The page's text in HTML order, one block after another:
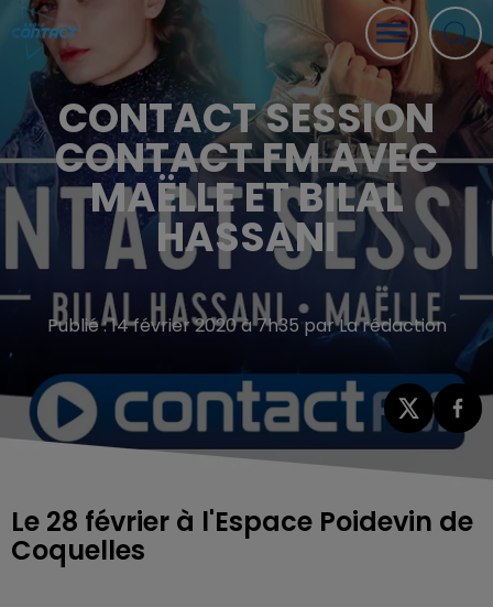
CONTACT SESSION
CONTACT FM AVEC
MAËLLE ET BILAL
HASSANI
Publié : 14 février 2020 à 7h35 par La rédaction
Le 28 février à l'Espace Poidevin de
Coquelles